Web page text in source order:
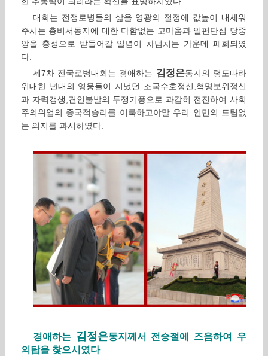
대회는 전쟁로병들의 삶을 영광의 절정에 값높이 내세워
주시는 총비서동지에 대한 다함없는 고마움과 일편단심 당중
앙을 충성으로 받들어갈 일념이 차넘치는 가운데 페회되였
다.
제7차 전국로병대회는 경애하는 김정은동지의 령도따라
위대한 년대의 영웅들이 지녔던 조국수호정신,혁명보위정신
과 자력갱생,견인불발의 투쟁기풍으로 과감히 전진하여 사회
주의위업의 종국적승리를 이룩하고야말 우리 인민의 드팀없
는 의지를 과시하였다.
경애하는 김정은동지께서 전승절에 즈음하여 우
의탑을 찾으시였다